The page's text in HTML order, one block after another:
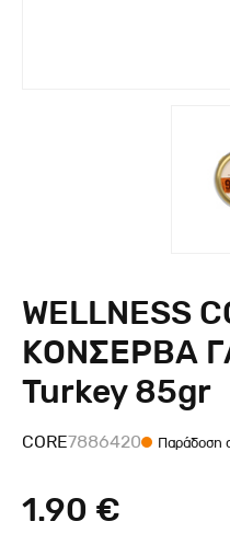
WELLNESS
ΚΟΝΣΕΡΒΑ
Turkey 85gr
CORE7886420 Παράδοση
1.90 €